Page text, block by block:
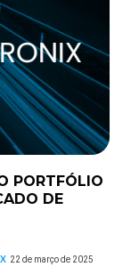
PORTFÓLIO
DE
22 de março de 2025